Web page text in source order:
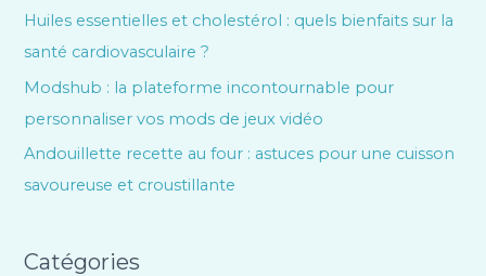
Huiles essentielles et cholestérol : quels bienfaits sur la
santé cardiovasculaire ?
Modshub : la plateforme incontournable pour
personnaliser vos mods de jeux vidéo
Andouillette recette au four : astuces pour une cuisson
savoureuse et croustillante
Catégories